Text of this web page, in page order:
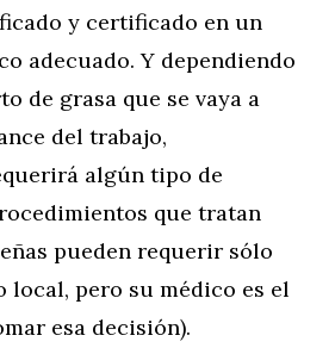
y certificado en un
adecuado. Y dependiendo
de grasa que se vaya a
del trabajo,
algún tipo de
que tratan
pueden requerir sólo
local, pero su médico es el
esa decisión).